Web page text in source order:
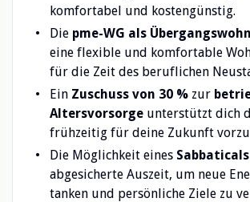
komfortabel und kostengünstig.
Die pme-WG als
eine flexible und komfortable
für die Zeit des beruflichen
Ein Zuschuss von 30 %zur
Altersvorsorgeunterstützt dich
frühzeitig für deine Zukunft
Die Möglichkeit eines Sabbaticals
abgesicherte Auszeit, um neue
tanken und persönliche Ziele zu